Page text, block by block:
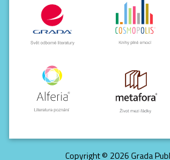
Copyright © 2026 Grada